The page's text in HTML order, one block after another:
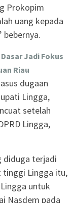
Prokopim
uang kepada
bebernya.
Jadi Fokus
Riau
dugaan
Lingga,
setelah
Lingga,
diduga terjadi
tinggi Lingga itu,
untuk
Nasdem pada